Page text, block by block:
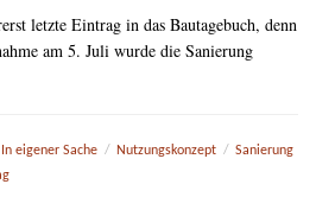
letzte Eintrag in das Bautagebuch, denn
am 5. Juli wurde die Sanierung
In eigener Sache / Nutzungskonzept / Sanierung